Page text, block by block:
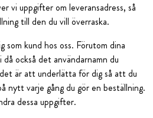
vi uppgifter om leveransadress, så
till den du vill överraska.
som kund hos oss. Förutom dina
också det användarnamn du
är att underlätta för dig så att du
nytt varje gång du gör en beställning.
dessa uppgifter.